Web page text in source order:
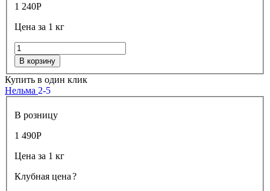
1 240Р
Цена за 1 кг
В корзину
Купить в один клик
Нельма 2-5
В розницу
1 490Р
Цена за 1 кг
Клубная цена?